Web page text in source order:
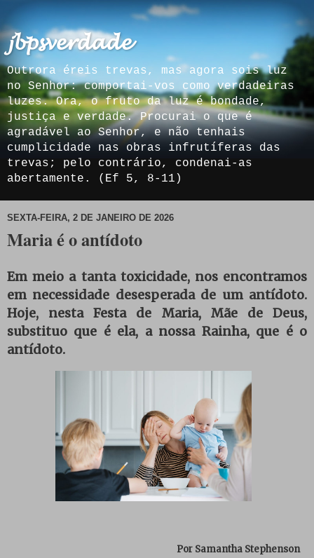
𝓳𝓫𝓹𝓼𝓿𝓮𝓻𝓭𝓪𝓭𝓮
Outrora éreis trevas, mas agora sois luz
no Senhor: comportai-vos como verdadeiras
luzes. Ora, o fruto da luz é bondade,
justiça e verdade. Procurai o que é
agradável ao Senhor, e não tenhais
cumplicidade nas obras infrutíferas das
trevas; pelo contrário, condenai-as
abertamente. (Ef 5, 8-11)
SEXTA-FEIRA, 2 DE JANEIRO DE 2026
Maria é o antídoto
Em meio a tanta toxicidade, nos encontramos
em necessidade desesperada de um antídoto.
Hoje, nesta Festa de Maria, Mãe de Deus,
substituo que é ela, a nossa Rainha, que é o
antídoto.
Por Samantha Stephenson